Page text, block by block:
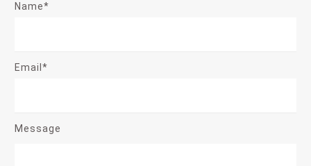
Name*
Email*
Message